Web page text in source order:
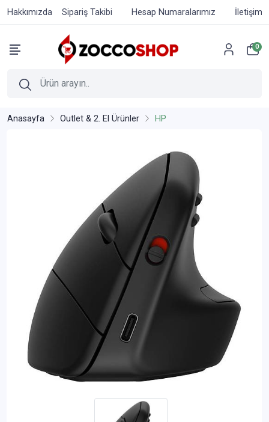
Hakkımızda Sipariş Takibi Hesap Numaralarımız İletişim
0
Anasayfa Outlet & 2. El Ürünler HP